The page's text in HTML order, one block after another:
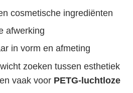
cosmetische ingrediënten
afwerking
in vorm en afmeting
zoeken tussen esthetiek
vaak voor PETG-luchtloze